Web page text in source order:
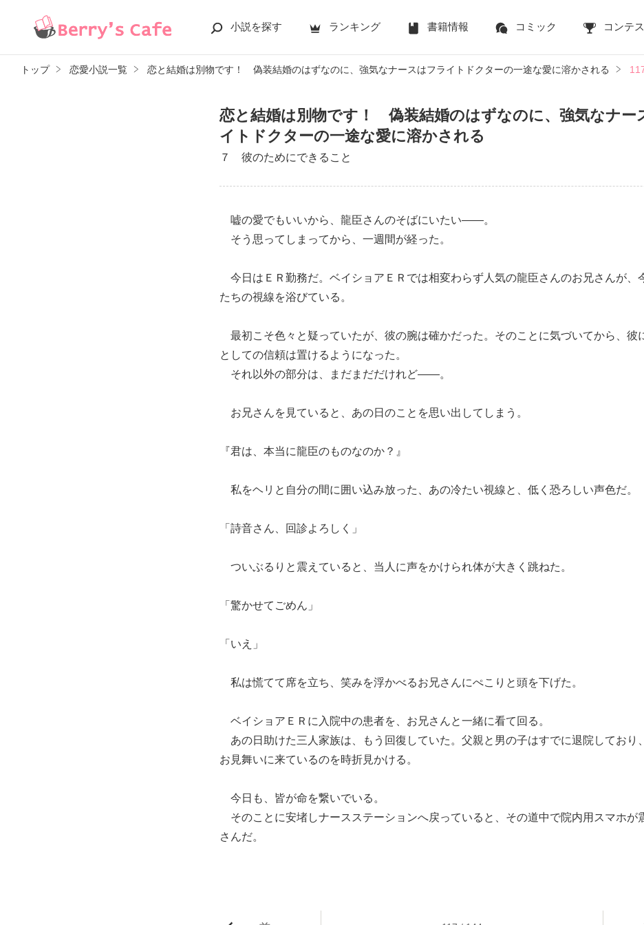
小説を探す ランキング 書籍情報 コミック コンテ
トップ 恋愛小説一覧 恋と結婚は別物です！ 偽装結婚のはずなのに、強気なナースはフライトドクターの一途な愛に溶かされる
恋と結婚は別物です！ 偽装結婚のはずなのに、強気なナー
イトドクターの一途な愛に溶かされる
７ 彼のためにできること
嘘の愛でもいいから、龍臣さんのそばにいたい――。
そう思ってしまってから、一週間が経った。
今日はＥＲ勤務だ。ベイショアＥＲでは相変わらず人気の龍臣さんのお兄さんが、
たちの視線を浴びている。
最初こそ色々と疑っていたが、彼の腕は確かだった。そのことに気づいてから、彼
としての信頼は置けるようになった。
それ以外の部分は、まだまだだけれど――。
お兄さんを見ていると、あの日のことを思い出してしまう。
『君は、本当に龍臣のものなのか？』
私をヘリと自分の間に囲い込み放った、あの冷たい視線と、低く恐ろしい声色だ。
「詩音さん、回診よろしく」
ついぶるりと震えていると、当人に声をかけられ体が大きく跳ねた。
「驚かせてごめん」
「いえ」
私は慌てて席を立ち、笑みを浮かべるお兄さんにぺこりと頭を下げた。
ベイショアＥＲに入院中の患者を、お兄さんと一緒に看て回る。
あの日助けた三人家族は、もう回復していた。父親と男の子はすでに退院しており
お見舞いに来ているのを時折見かける。
今日も、皆が命を繋いでいる。
そのことに安堵しナースステーションへ戻っていると、その道中で院内用スマホが
さんだ。